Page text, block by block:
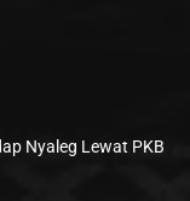
Nyaleg Lewat PKB